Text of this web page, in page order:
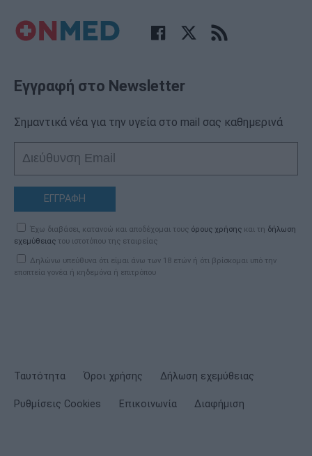
Εγγραφή στο Newsletter
Σημαντικά νέα για την υγεία στο mail σας καθημερινά
ΕΓΓΡΑΦΗ
Έχω διαβάσει, κατανοώ και αποδέχομαι τους όρους χρήσης και τη δήλωση
εχεμύθειας του ιστοτόπου της εταιρείας
Δηλώνω υπεύθυνα ότι είμαι άνω των 18 ετών ή ότι βρίσκομαι υπό την
εποπτεία γονέα ή κηδεμόνα ή επιτρόπου
Ταυτότητα Όροι χρήσης Δήλωση εχεμύθειας
Ρυθμίσεις Cookies Επικοινωνία Διαφήμιση